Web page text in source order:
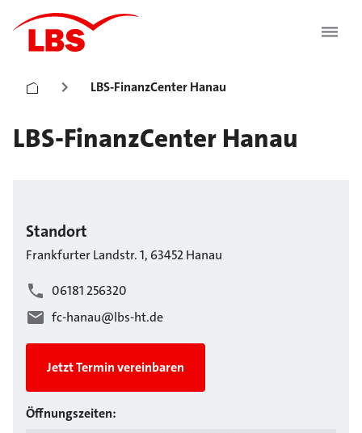
LBS-FinanzCenter Hanau
LBS-FinanzCenter Hanau
Standort
Frankfurter Landstr.1, 63452Hanau
06181 256320
fc-hanau@lbs-ht.de
Jetzt Termin vereinbaren
Öffnungszeiten: